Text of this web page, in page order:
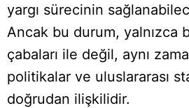
yargı sürecinin
Ancak bu durum, yalnızca
çabaları ile değil, aynı
politikalar ve uluslararası
doğrudan ilişkilidir.